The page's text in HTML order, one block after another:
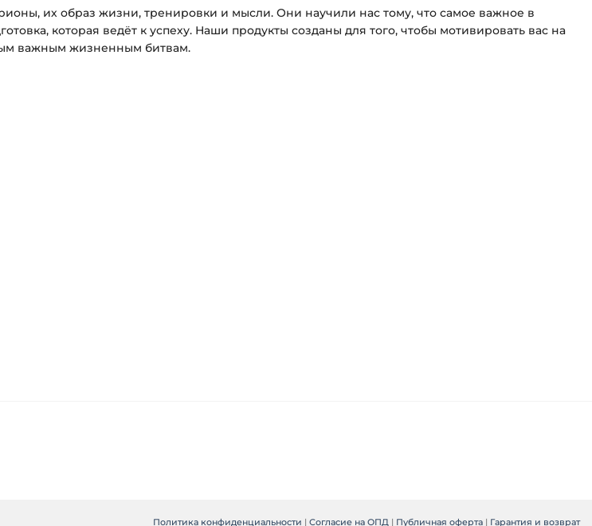
их образ жизни, тренировки и мысли. Они научили нас тому, что самое важное в
которая ведёт к успеху. Наши продукты созданы для того, чтобы мотивировать вас на
важным жизненным битвам.
Политика конфиденциальности | Согласие на ОПД | Публичная оферта | Гарантия и возврат